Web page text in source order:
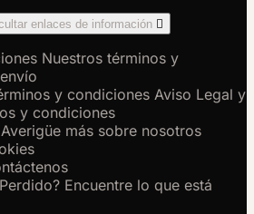
enlaces de información 
Nuestros términos y
y condiciones Aviso Legal y
y condiciones
Averigüe más sobre nosotros
Encuentre lo que está